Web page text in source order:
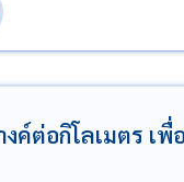
ค์ต่อกิโลเมตร เพื่